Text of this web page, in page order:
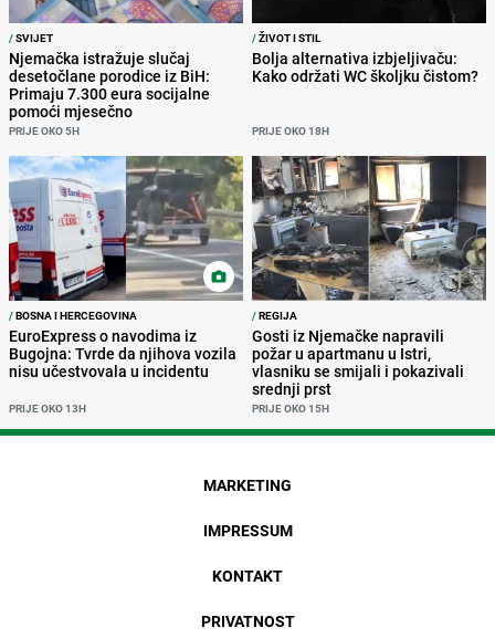
/SVIJET
Njemačka istražuje slučaj
desetočlane porodice iz BiH:
Primaju 7.300 eura socijalne
pomoći mjesečno
PRIJE OKO 5H
/ŽIVOT I STIL
Bolja alternativa izbjeljivaču:
Kako održati WC školjku čistom?
PRIJE OKO 18H
/BOSNA I HERCEGOVINA
EuroExpress o navodima iz
Bugojna: Tvrde da njihova vozila
nisu učestvovala u incidentu
PRIJE OKO 13H
/REGIJA
Gosti iz Njemačke napravili
požar u apartmanu u Istri,
vlasniku se smijali i pokazivali
srednji prst
PRIJE OKO 15H
MARKETING
IMPRESSUM
KONTAKT
PRIVATNOST